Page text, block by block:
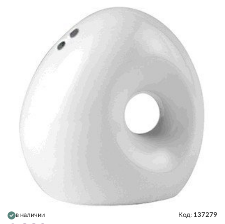
в наличии Код: 137279